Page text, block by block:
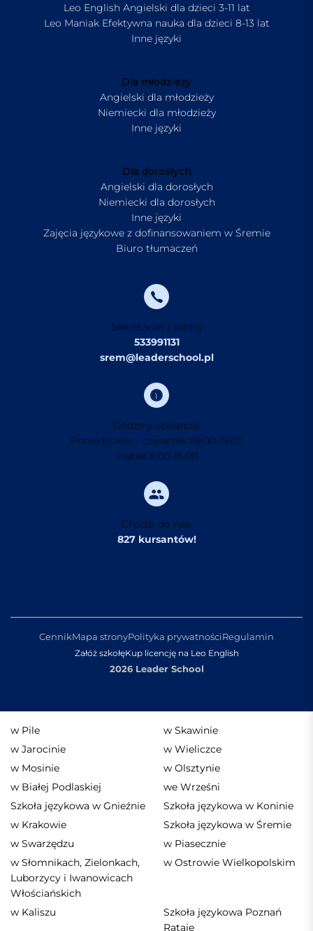
Leo English Angielski dla dzieci 3-11 lat
Leo Maniak Efektywna nauka dla dzieci 8-13 lat
Inne języki
Dla młodzieży
Angielski dla młodzieży
Niemiecki dla młodzieży
Inne języki
Dla dorosłych
Angielski dla dorosłych
Niemiecki dla dorosłych
Inne języki
Zajęcia językowe z dofinansowaniem w Śremie
Biuro tłumaczeń
Sekretariat i zapisy
533991131
srem@leaderschool.pl
Godziny otwarcia:
Poniedziałek – czwartek 09.00-19.00
Piątek 8.00-16.00
Chodzi do nas:
827 kursantów!
2026 Leader School
Załóż szkołęKup licencję na Leo English
CennikMapa stronyPolityka prywatnościRegulamin
w Pile
w Skawinie
w Jarocinie
w Wieliczce
w Mosinie
w Olsztynie
w Białej Podlaskiej
we Wrześni
Szkoła językowa w Gnieźnie
Szkoła językowa w Koninie
w Krakowie
Szkoła językowa w Śremie
w Swarzędzu
w Piasecznie
w Słomnikach, Zielonkach,
Luborzycy i Iwanowicach
Włościańskich
w Ostrowie Wielkopolskim
w Kaliszu
Szkoła językowa Poznań
Rataje